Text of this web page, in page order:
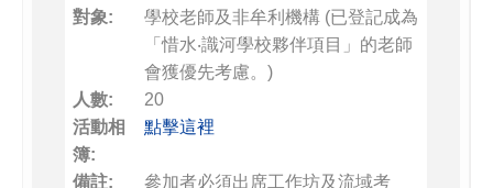
對象:
學校老師及非牟利機構 (已登記成為
「惜水‧識河學校夥伴項目」的老師
會獲優先考慮。)
人數:
20
活動相
簿:
點擊這裡
備註: 參加者必須出席工作坊及流域考